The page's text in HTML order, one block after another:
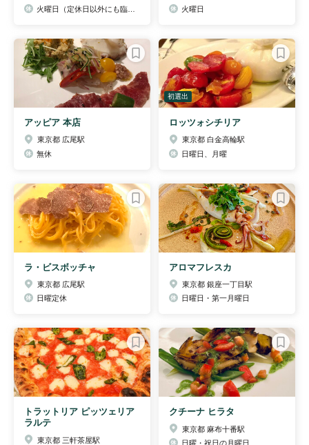
火曜日
アッピア 本店
東京都 広尾駅
無休
初選出
ロッツォシチリア
東京都 白金高輪駅
日曜日、月曜
ラ・ビスボッチャ
東京都 広尾駅
日曜定休
アロマフレスカ
東京都 銀座一丁目駅
日曜日・第一月曜日
トラットリア ピッツェリア
ラルテ
東京都 三軒茶屋駅
クチーナ ヒラタ
東京都 麻布十番駅
日曜・祝日の月曜日